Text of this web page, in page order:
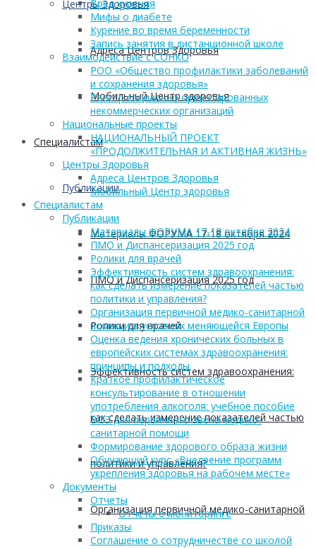
Центры Здоровья
Адреса Центров Здоровья
Мобильный Центр здоровья
Cпециалистам
Публикации
Материалы ФОРУМА 17-18 октября 2024
ПМО и Диспансеризация 2025 год
Ролики для врачей
Эффективность систем здравоохранения:
как сделать измерение показателей частью
политики и управления?
Организация первичной медико-санитарной
Вред курения
Мифы о диабете
Курение во время беременности
Запись занятия в дистанционной школе
Взаимодействие с СОНКО
РОО «Общество профилактики заболеваний
и сохранения здоровья»
Реестр социально ориентированных
некоммерческих организаций
Национальные проекты
НАЦИОНАЛЬНЫЙ ПРОЕКТ
«ПРОДОЛЖИТЕЛЬНАЯ И АКТИВНАЯ ЖИЗНЬ»
Центры Здоровья
Адреса Центров Здоровья
Мобильный Центр здоровья
Cпециалистам
Публикации
Материалы ФОРУМА 17-18 октября 2024
ПМО и Диспансеризация 2025 год
Ролики для врачей
Эффективность систем здравоохранения:
как сделать измерение показателей частью
политики и управления?
Организация первичной медико-санитарной
помощи в условиях меняющейся Европы
Оценка ведения хронических больных в
европейских системах здравоохранения:
принципы и подходы
Краткое профилактическое
консультирование в отношении
употребления алкоголя: учебное пособие
ВОЗ для первичного звена медико-
санитарной помощи
Формирование здорового образа жизни
Обучающий курс «Внедрение программ
укрепления здоровья на рабочем месте»
Документы
Отчеты
Отчеты о мониторинге
Приказы
Соглашение о сотрудничестве со школой